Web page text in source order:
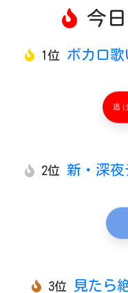
今日
1位 ボカロ
逃
2位 新・深
3位 見たら